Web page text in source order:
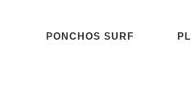
PONCHOS SURF